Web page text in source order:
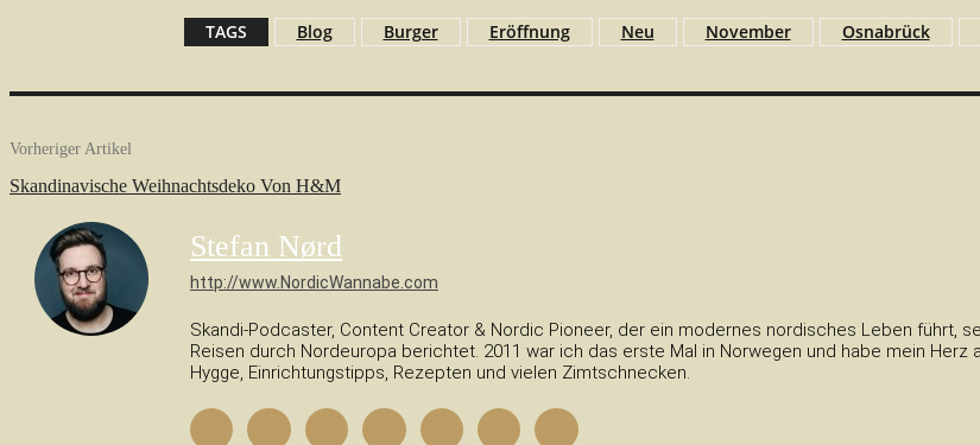
TAGS Blog Burger Eröffnung Neu November Osnabrück
Vorheriger Artikel
Skandinavische Weihnachtsdeko Von H&M
Stefan Nørd
http://www.NordicWannabe.com
Skandi-Podcaster, Content Creator & Nordic Pioneer, der ein modernes nordisches Leben führt,
Reisen durch Nordeuropa berichtet. 2011 war ich das erste Mal in Norwegen und habe mein
Hygge, Einrichtungstipps, Rezepten und vielen Zimtschnecken.